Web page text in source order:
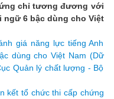
chỉ tương đương với
ngữ 6 bậc dùng cho Việt
giá năng lực tiếng Anh
dùng cho Việt Nam (Dữ
Quản lý chất lượng - Bộ
kết tổ chức thi cấp chứng